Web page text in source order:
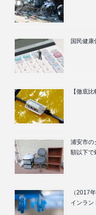
国民健康
【徹底
浦安市の
額以下で
（2017
インラン